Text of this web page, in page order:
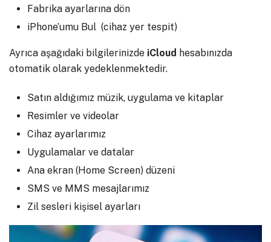
Fabrika ayarlarına dön
iPhone’umu Bul (cihaz yer tespit)
Ayrıca aşağıdaki bilgilerinizde iCloud hesabınızda
otomatik olarak yedeklenmektedir.
Satın aldığımız müzik, uygulama ve kitaplar
Resimler ve videolar
Cihaz ayarlarımız
Uygulamalar ve datalar
Ana ekran (Home Screen) düzeni
SMS ve MMS mesajlarımız
Zil sesleri kişisel ayarları